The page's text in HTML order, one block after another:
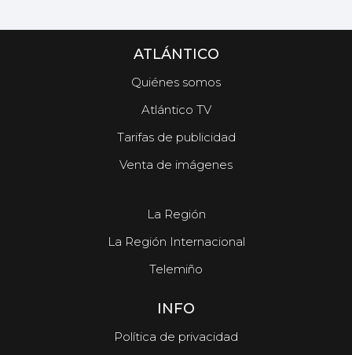
ATLÁNTICO
Quiénes somos
Atlántico TV
Tarifas de publicidad
Venta de imágenes
La Región
La Región Internacional
Telemiño
INFO
Política de privacidad